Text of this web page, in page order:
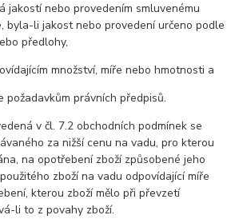
nebo provedením smluvenému
byla-li jakost nebo provedení určeno podle
předlohy,
množství, míře nebo hmotnosti a
právních předpisů.
v čl. 7.2 obchodních podmínek se
za nižší cenu na vadu, pro kterou
na opotřebení zboží způsobené jeho
zboží na vadu odpovídající míře
kterou zboží mělo při převzetí
li to z povahy zboží.